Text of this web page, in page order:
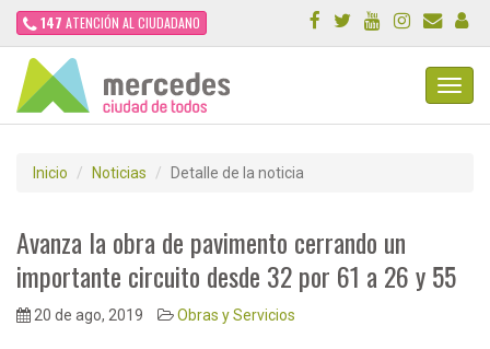
147 ATENCIÓN AL CIUDADANO
Inicio Noticias Detalle de la noticia
Avanza la obra de pavimento cerrando un
importante circuito desde 32 por 61 a 26 y 55
20 de ago, 2019 Obras y Servicios